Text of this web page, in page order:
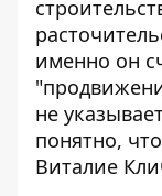
именно он
не
понятно,
Виталие